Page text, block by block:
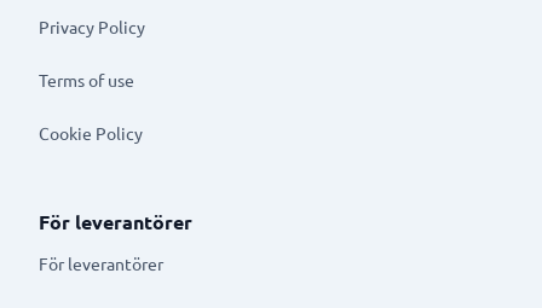
Privacy Policy
Terms of use
Cookie Policy
För leverantörer
För leverantörer